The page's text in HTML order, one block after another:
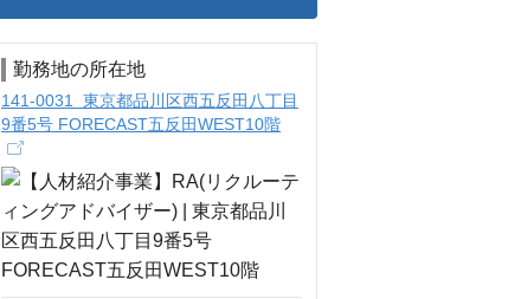
勤務地の所在地
141-0031 東京都品川区西五反田八丁目
9番5号 FORECAST五反田WEST10階